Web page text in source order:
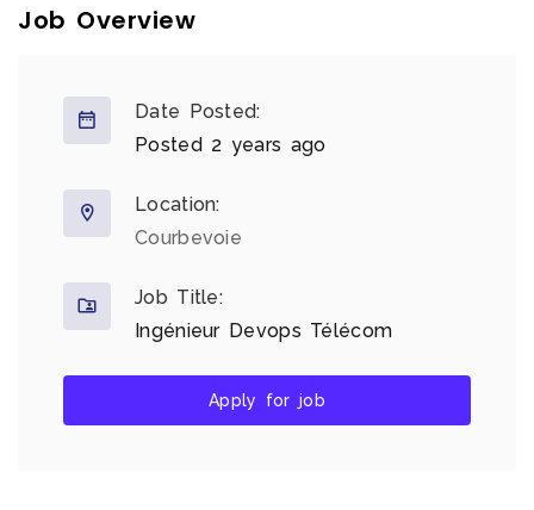
Job Overview
Date Posted:
Posted 2 years ago
Location:
Courbevoie
Job Title:
Ingénieur Devops Télécom
Apply for job